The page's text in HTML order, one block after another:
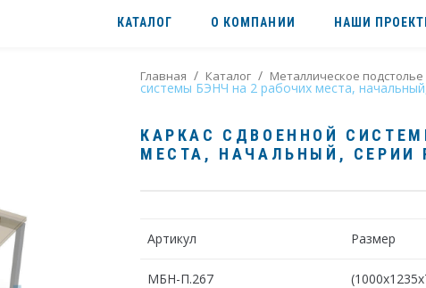
КАТАЛОГ О КОМПАНИИ НАШИ
Главная / Каталог / Металлическое подстолье
системы БЭНЧ на 2 рабочих места, начальный,
КАРКАС СДВОЕННОЙ
МЕСТА, НАЧАЛЬНЫЙ , СЕРИИ
Артикул Размер
МБН-П.267